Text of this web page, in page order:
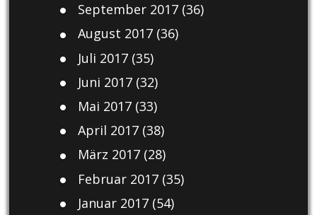
September 2017(36)
August 2017(36)
Juli 2017(35)
Juni 2017(32)
Mai 2017(33)
April 2017(38)
März 2017(28)
Februar 2017(35)
Januar 2017(54)